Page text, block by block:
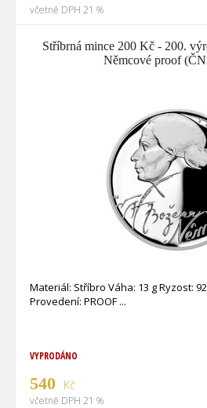
včetně DPH 21 %
Stříbrná mince 200 Kč - 200.
Němcové proof
Materiál: Stříbro Váha: 13 g Ryzost:
Provedení: PROOF
VYPRODÁNO
540 Kč
včetně DPH 21 %